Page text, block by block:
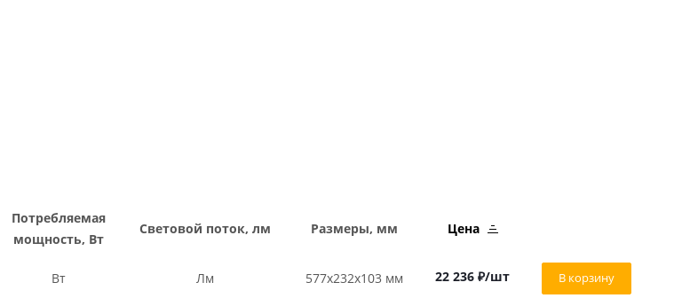
Потребляемая
мощность, Вт
Световой поток, лм Размеры, мм Цена
Вт Лм 577х232х103 мм 22 236 ₽/шт В корзину